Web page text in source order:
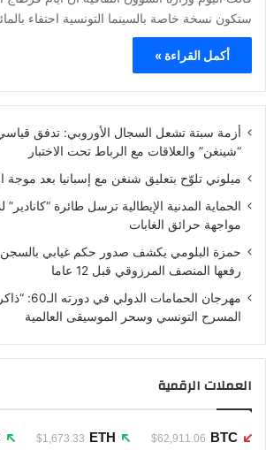
ستكون نسخة خاصة بالسينما التونسية احتفاء
أكمل القراءة »
أزمة سبتة تشعل السجال الأوروبي: تدفق
“شينغن” والعلاقات مع الرباط تحت الاختبار
ميلوني تلوّح بتعليق شنغن مع إسبانيا بعد
الحماية المدنية الإيطالية ترسل طائرة
مواجهة حرائق الغابات
حمزة البلومي يكشف صدور حكم غيابي
رفعها المنصف المرزوقي قبل 12 عاما
مهرجان
المسرح التونسي وسحر الموسيقى العالمية
العملات الرقمية
BTC
$62,911.06
ETH
$1,673.33